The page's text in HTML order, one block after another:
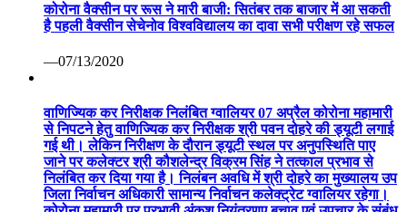
कोरोना वैक्सीन पर रूस ने मारी बाजी: सितंबर तक बाजार में आ सकती
है पहली वैक्सीन सेचेनोव विश्वविद्यालय का दावा सभी परीक्षण रहे सफल
—07/13/2020
वाणिज्यिक कर निरीक्षक निलंबित ग्वालियर 07 अप्रैल कोरोना महामारी
से निपटने हेतु वाणिज्यिक कर निरीक्षक श्री पवन दोहरे की ड्यूटी लगाई
गई थी। लेकिन निरीक्षण के दौरान ड्यूटी स्थल पर अनुपस्थिति पाए
जाने पर कलेक्टर श्री कौशलेन्द्र विक्रम सिंह ने तत्काल प्रभाव से
निलंबित कर दिया गया है। निलंबन अवधि में श्री दोहरे का मुख्यालय उप
जिला निर्वाचन अधिकारी सामान्य निर्वाचन कलेक्ट्रेट ग्वालियर रहेगा।